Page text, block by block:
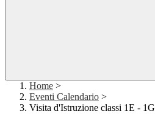
Home >
Eventi Calendario >
Visita d'Istruzione classi 1E - 1G